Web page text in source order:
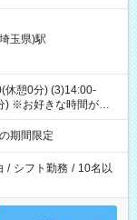
玉県)駅
休憩0分) (3)14:00-
※お好きな時間が選べ
期間限定
/ シフト勤務 / 10名以